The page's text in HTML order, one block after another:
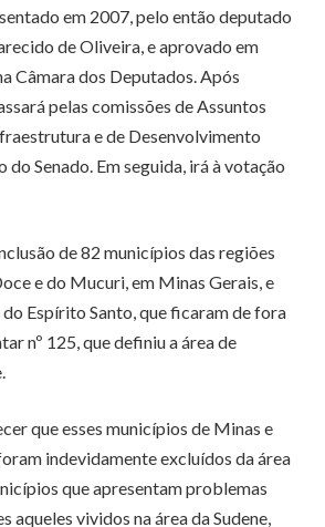
em 2007, pelo então deputado
de Oliveira, e aprovado em
Câmara dos Deputados. Após
pelas comissões de Assuntos
e de Desenvolvimento
do Senado. Em seguida, irá à votação
de 82 municípios das regiões
e do Mucuri, em Minas Gerais, e
Espírito Santo, que ficaram de fora
nº 125, que definiu a área de
que esses municípios de Minas e
indevidamente excluídos da área
que apresentam problemas
aqueles vividos na área da Sudene,